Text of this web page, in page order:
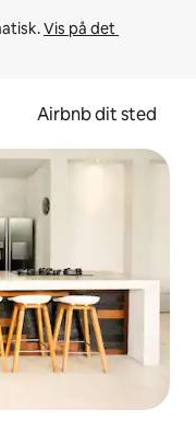
Vis på det
Airbnb dit sted